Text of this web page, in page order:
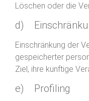
Löschen oder die
d)
Einschränkung der
gespeicherter
Ziel, ihre künftige
e) Profiling